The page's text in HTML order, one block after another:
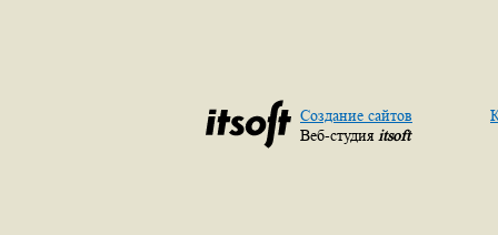
Создание сайтов
Веб-студия itsoft